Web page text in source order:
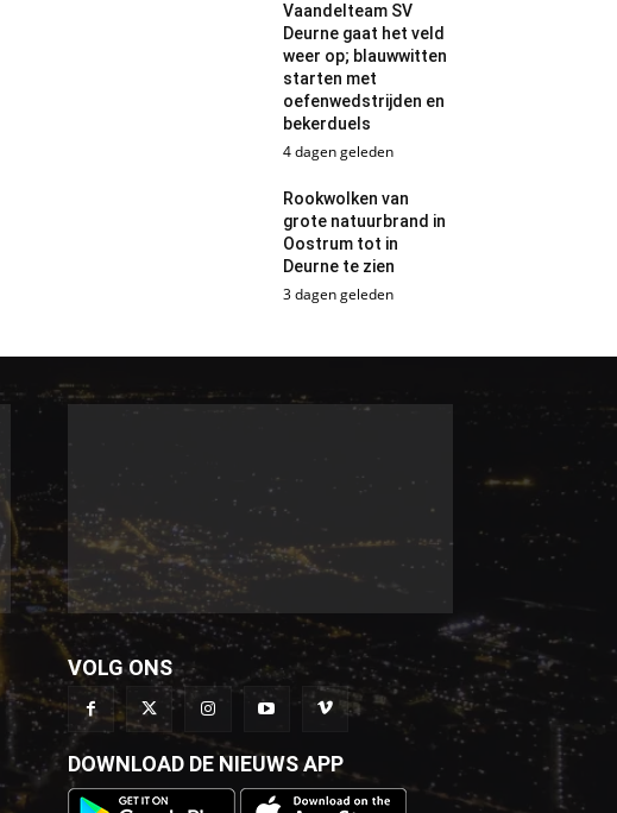
Vaandelteam SV
Deurne gaat het veld
weer op; blauwwitten
starten met
oefenwedstrijden en
bekerduels
4 dagen geleden
Rookwolken van
grote natuurbrand in
Oostrum tot in
Deurne te zien
3 dagen geleden
VOLG ONS
DOWNLOAD DE NIEUWS APP